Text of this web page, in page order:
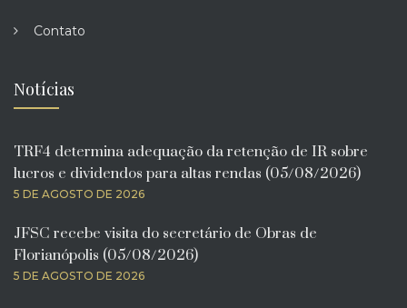
Contato
Notícias
TRF4 determina adequação da retenção de IR sobre
lucros e dividendos para altas rendas (05/08/2026)
5 DE AGOSTO DE 2026
JFSC recebe visita do secretário de Obras de
Florianópolis (05/08/2026)
5 DE AGOSTO DE 2026